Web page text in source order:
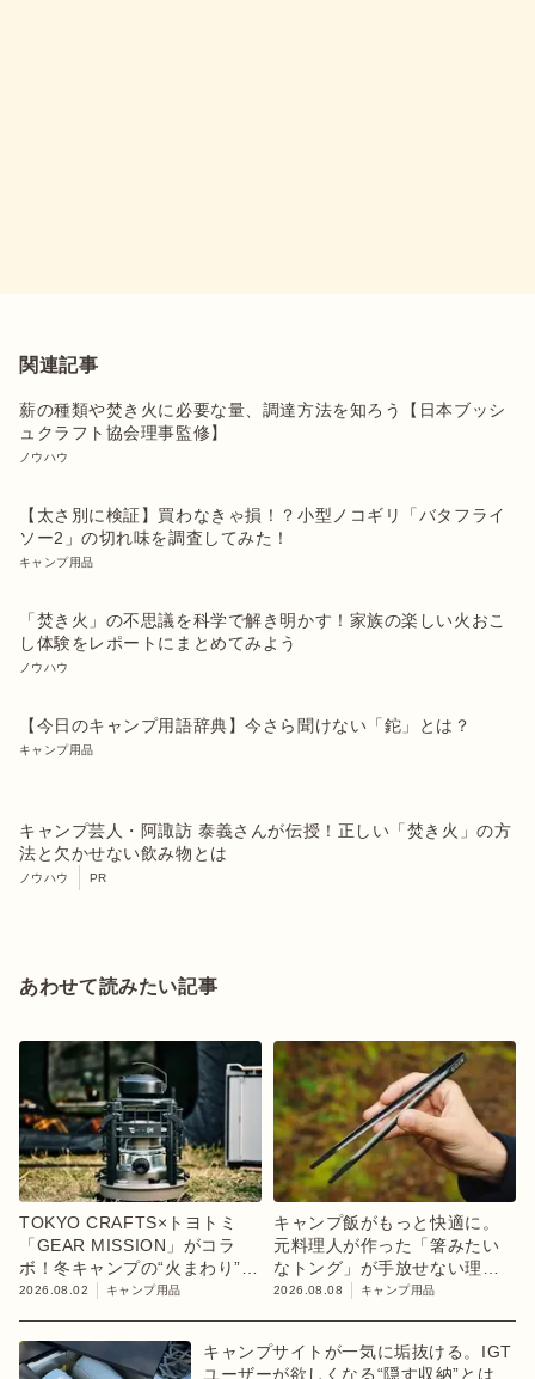
関連記事
薪の種類や焚き火に必要な量、調達方法を知ろう【日本ブッシ
ュクラフト協会理事監修】
ノウハウ
【太さ別に検証】買わなきゃ損！？小型ノコギリ「バタフライ
ソー2」の切れ味を調査してみた！
キャンプ用品
「焚き火」の不思議を科学で解き明かす！家族の楽しい火おこ
し体験をレポートにまとめてみよう
ノウハウ
【今日のキャンプ用語辞典】今さら聞けない「鉈」とは？
キャンプ用品
キャンプ芸人・阿諏訪 泰義さんが伝授！正しい「焚き火」の方
法と欠かせない飲み物とは
ノウハウ PR
あわせて読みたい記事
TOKYO CRAFTS×トヨトミ
「GEAR MISSION」がコラ
ボ！冬キャンプの“火まわり”を
担う限定K3クッキングストー
2026.08.02 キャンプ用品
キャンプ飯がもっと快適に。
元料理人が作った「箸みたい
なトング」が手放せない理由
【目利きのキャンプギア】
2026.08.08 キャンプ用品
キャンプサイトが一気に垢抜ける。IGT
ユーザーが欲しくなる“隠す収納”とは